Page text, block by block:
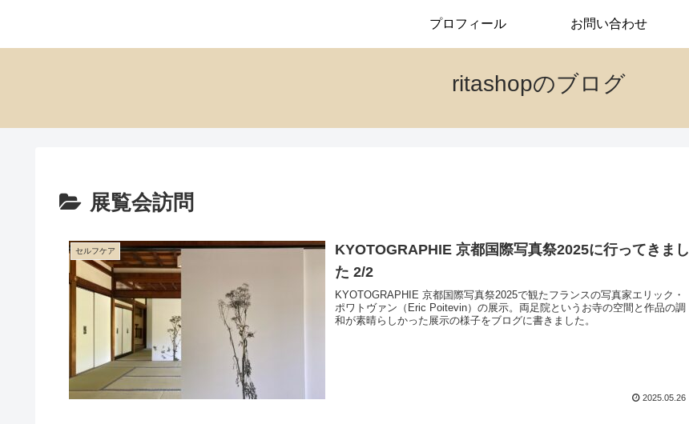
ritashopのブログ
プロフィール お問い合わせ
展覧会訪問
セルフケア
KYOTOGRAPHIE 京都国際写真祭2025に行ってきまし
た 2/2
KYOTOGRAPHIE 京都国際写真祭2025で観たフランスの写真家エリック・
ポワトヴァン（Eric Poitevin）の展示。両足院というお寺の空間と作品の調
和が素晴らしかった展示の様子をブログに書きました。
2025.05.26